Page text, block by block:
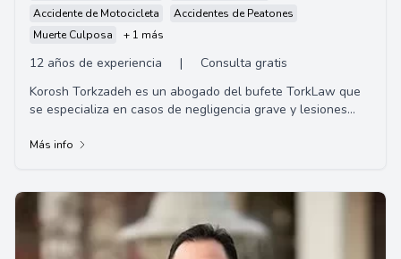
Accidente de Motocicleta
Accidentes de Peatones
Muerte Culposa
+ 1 más
12 años de experiencia |
Consulta gratis
Korosh Torkzadeh es un abogado del bufete TorkLaw que
se especializa en casos de negligencia grave y lesiones
Más info